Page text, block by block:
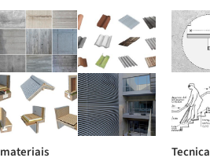
materiais Tecnica